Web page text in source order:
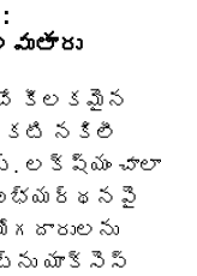
కీలకమైన
నకిలీ
లక్ష్యం చాలా
యాక్సెస్